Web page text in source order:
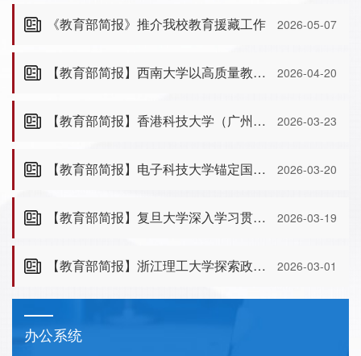
《教育部简报》推介我校教育援藏工作 2026-05-07
【教育部简报】西南大学以高质量教师教育体系服务教育强国建设 2026-04-20
【教育部简报】香港科技大学（广州）以融合创新生态 探索湾区成果转化范式 2026-03-23
【教育部简报】电子科技大学锚定国家战略 深化产教融合 探索电子信息领域卓越工程师培养新范式 2026-03-20
【教育部简报】复旦大学深入学习贯彻习近平总书记重要贺信精神 加快建设创新驱动的综合性研究型大学 2026-03-19
【教育部简报】浙江理工大学探索政产学研用协同创新机制 推动科技创新与产业创新深度融合 2026-03-01
办公系统